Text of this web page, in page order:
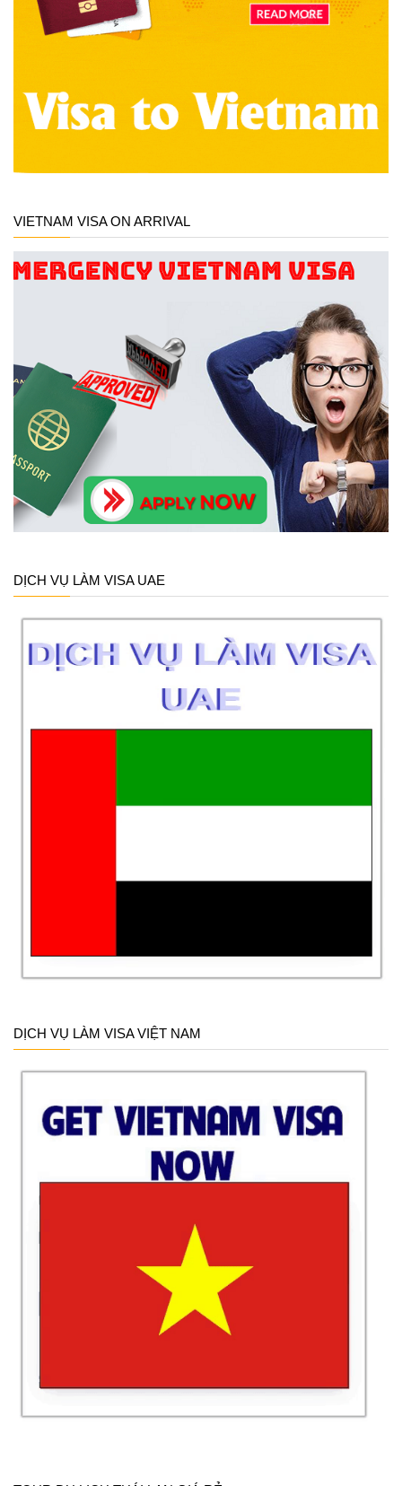
VIETNAM VISA ON ARRIVAL
DỊCH VỤ LÀM VISA UAE
DỊCH VỤ LÀM VISA VIỆT NAM